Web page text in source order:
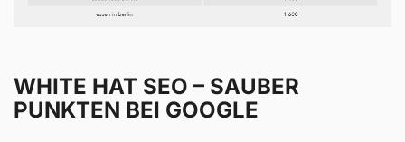
WHITE HAT SEO – SAUBER
PUNKTEN BEI GOOGLE